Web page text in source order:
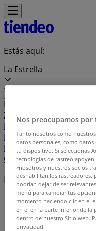
Estás aquí:
La Estrella
Destacados
Zapatos
ElectrónicaFarmacias,
BellezaRestaurantes
Motos y Repuestos
CineViajesBancos y
Marcas locales
Tiendeo en La
Índice marcas
Nos preocupamos por
Tanto nosotros como nuestros
datos personales, como
tu dispositivo. Si seleccionas
tecnologías de rastreo
«nosotros y nuestros socios
deshabilitan los rastreadores,
podrían dejar de ser
menú para cambiar tus
momento haciendo clic en el
en el en la parte inferior de la
dentro de nuestro Sitio web.
privacidad.